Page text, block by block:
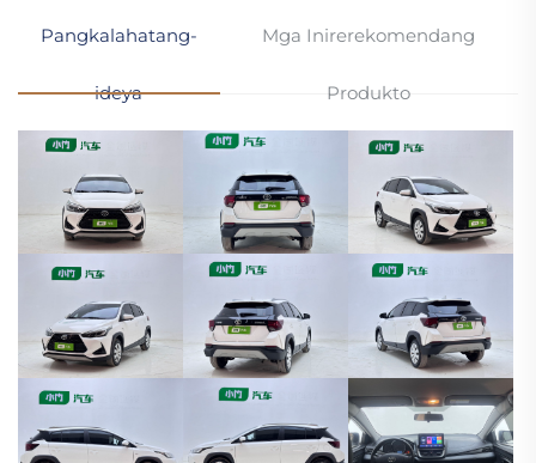
Pangkalahatang-
ideya
Mga Inirerekomendang
Produkto